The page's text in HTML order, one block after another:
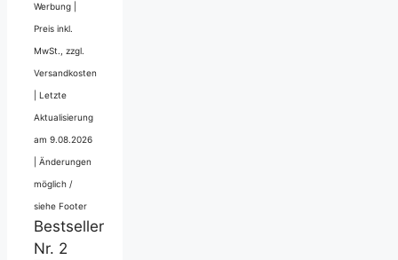
Werbung |
Preis inkl.
MwSt., zzgl.
Versandkosten
Letzte
Aktualisierung
am 9.08.2026
Änderungen
möglich /
siehe Footer
Bestseller
Nr. 2